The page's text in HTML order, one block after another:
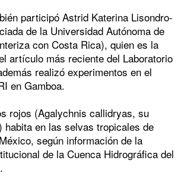
participó Astrid Katerina Lisondro-
de la Universidad Autónoma de
con Costa Rica), quien es la
artículo más reciente del Laboratorio
realizó experimentos en el
en Gamboa.
rojos (Agalychnis callidryas, su
habita en las selvas tropicales de
según información de la
de la Cuenca Hidrográfica del